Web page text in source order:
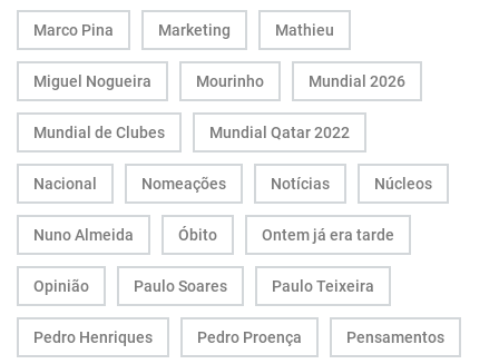
Marco Pina Marketing Mathieu
Miguel Nogueira Mourinho Mundial 2026
Mundial de Clubes Mundial Qatar 2022
Nacional Nomeações Notícias Núcleos
Nuno Almeida Óbito Ontem já era tarde
Opinião Paulo Soares Paulo Teixeira
Pedro Henriques Pedro Proença Pensamentos